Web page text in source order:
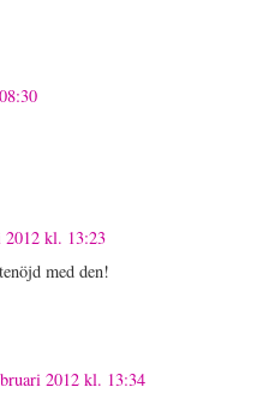
2012 kl. 13:23
med den!
2012 kl. 13:34